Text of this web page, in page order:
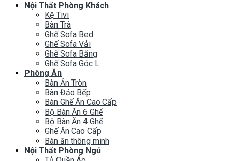
Nội Thất Phòng Khách
Kệ Tivi
Bàn Trà
Ghế Sofa Bed
Ghế Sofa Vải
Ghế Sofa Băng
Ghế Sofa Góc L
Phòng Ăn
Bàn Ăn Tròn
Bàn Đảo Bếp
Bàn Ghế Ăn Cao Cấp
Bộ Bàn Ăn 6 Ghế
Bộ Bàn Ăn 4 Ghế
Ghế Ăn Cao Cấp
Bàn ăn thông minh
Nội Thất Phòng Ngủ